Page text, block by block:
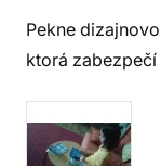
Pekne
ktorá